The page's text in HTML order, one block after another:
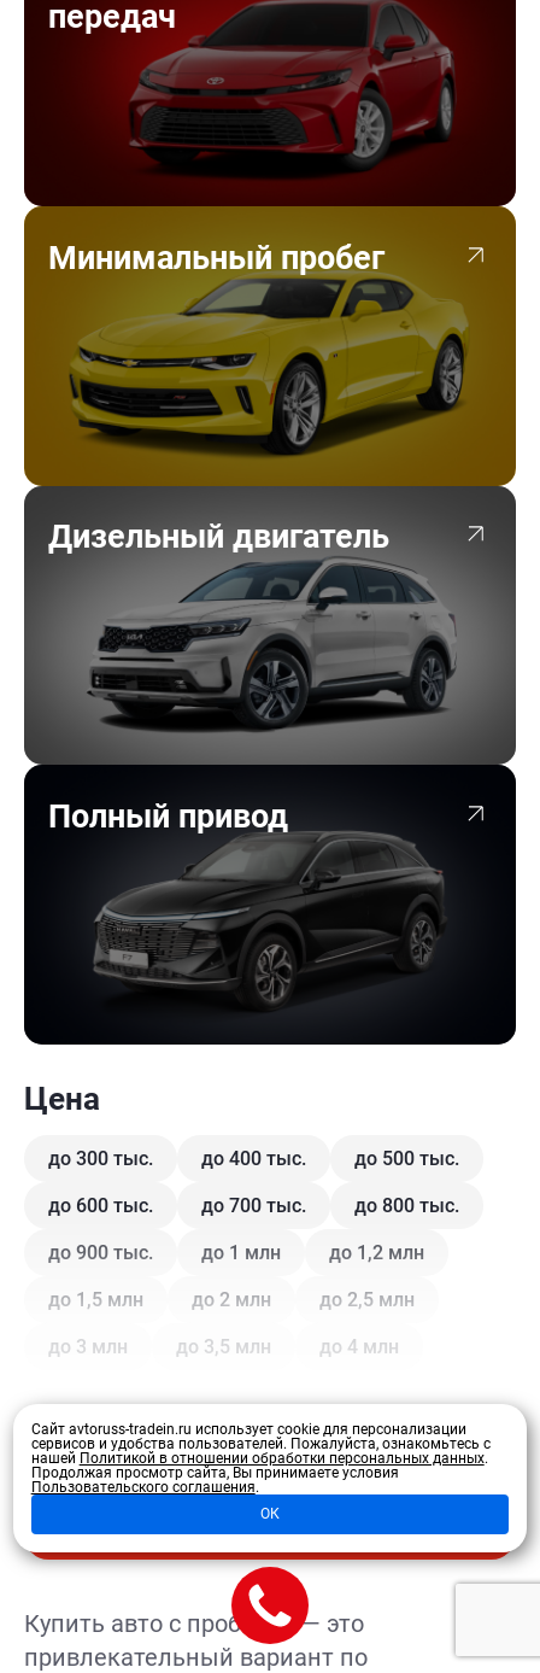
передач
Минимальный пробег
Дизельный двигатель
Полный привод
Цена
до 300 тыс. до 400 тыс. до 500 тыс.
до 600 тыс. до 700 тыс. до 800 тыс.
до 900 тыс. до 1 млн до 1,2 млн
до 1,5 млн до 2 млн до 2,5 млн
до 3 млн до 3,5 млн до 4 млн
Кузов
Купе Внедорожник Внедорожник 5 дв.
Седан Хэтчбек 3 дв. Хэтчбек 5 дв.
Минивэн
Универсал Универсал 5 дв.
Развернуть
Купить авто с пробегом — это
привлекательный вариант по
Сайт avtoruss-tradein.ru использует cookie для персонализации
сервисов и удобства пользователей. Пожалуйста, ознакомьтесь с
нашей Политикой в отношении обработки персональных данных.
Продолжая просмотр сайта, Вы принимаете условия
Пользовательского соглашения.
ОК